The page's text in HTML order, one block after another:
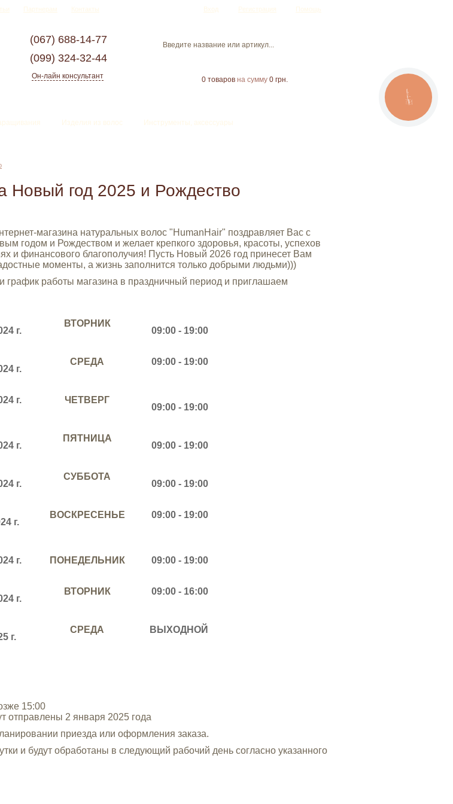
Партнерам Контакты Вход Регистрация Помощь
(067) 688-14-77
(099) 324-32-44
Он-лайн консультант 0 товаров на сумму 0 грн.
Изделия из волос Инструменты, аксессуары
Новый год 2025 и Рождество
магазина натуральных волос "HumanHair" поздравляет Вас с
годом и Рождеством и желает крепкого здоровья, красоты, успехов
и финансового благополучия! Пусть Новый 2026 год принесет Вам
моменты, а жизнь заполнится только добрыми людьми)))
график работы магазина в праздничный период и приглашаем
г.
ВТОРНИК
09:00 - 19:00
г.
СРЕДА 09:00 - 19:00
г. ЧЕТВЕРГ
09:00 - 19:00
г.
ПЯТНИЦА
09:00 - 19:00
г.
СУББОТА
09:00 - 19:00
г.
ВОСКРЕСЕНЬЕ 09:00 - 19:00
г. ПОНЕДЕЛЬНИК 09:00 - 19:00
г.
ВТОРНИК 09:00 - 16:00
г.
СРЕДА ВЫХОДНОЙ
15:00
отправлены 2 января 2025 года
приезда или оформления заказа.
и будут обработаны в следующий рабочий день согласно указанного
CALL
BUTTON